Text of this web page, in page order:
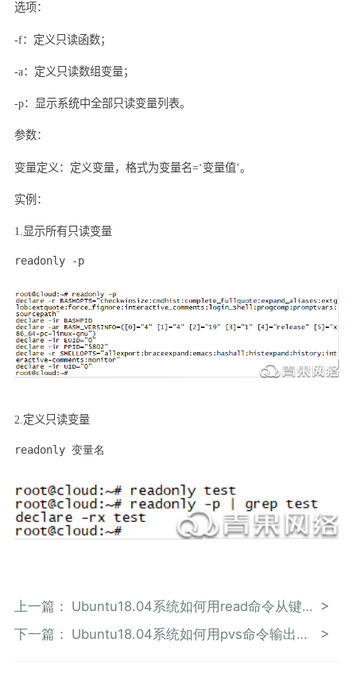
选项：
-f：定义只读函数；
-a：定义只读数组变量；
-p：显示系统中全部只读变量列表。
参数：
变量定义：定义变量，格式为变量名=‘变量值’。
实例 ：
1. 显示所有只读变量
readonly -p
2. 定义只读变量
readonly 变量名
上一篇： Ubuntu18.04系统如何用read命令从键盘读取变量的值
下一篇： Ubuntu18.04系统如何用pvs命令输出格式化的物理卷信息报表